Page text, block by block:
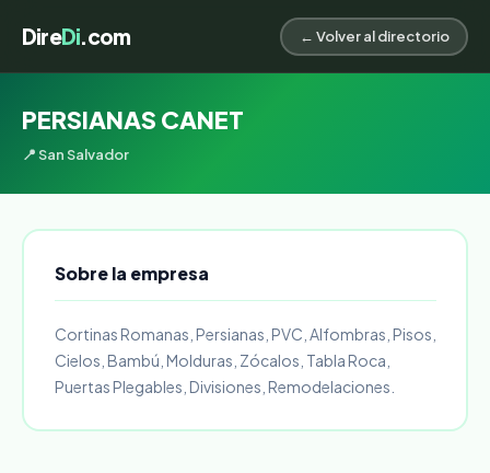
DireDi.com ← Volver al directorio
PERSIANAS CANET
📍 San Salvador
Sobre la empresa
Cortinas Romanas, Persianas, PVC, Alfombras, Pisos,
Cielos, Bambú, Molduras, Zócalos, Tabla Roca,
Puertas Plegables, Divisiones, Remodelaciones.